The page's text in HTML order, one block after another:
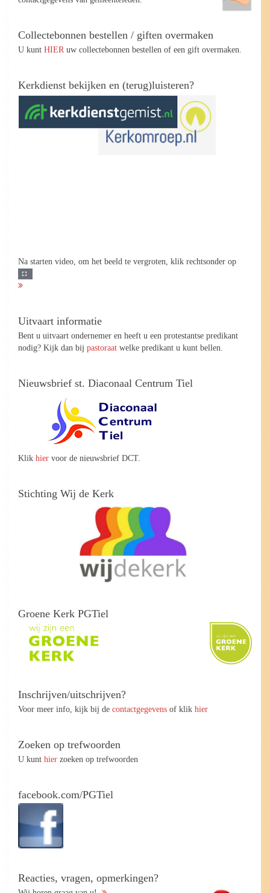
Collectebonnen bestellen / giften overmaken
U kunt HIER uw collectebonnen bestellen of een gift overmaken.
Kerkdienst bekijken en (terug)luisteren?
Na starten video, om het beeld te vergroten, klik rechtsonder op
Uitvaart informatie
Bent u uitvaart ondernemer en heeft u een protestantse predikant
nodig? Kijk dan bij pastoraat welke predikant u kunt bellen.
Nieuwsbrief st. Diaconaal Centrum Tiel
Klik hier voor de nieuwsbrief DCT.
Stichting Wij de Kerk
Groene Kerk PGTiel
Inschrijven/uitschrijven?
Voor meer info, kijk bij de contactgegevens of klik hier
Zoeken op trefwoorden
U kunt hier zoeken op trefwoorden
facebook.com/PGTiel
Reacties, vragen, opmerkingen?